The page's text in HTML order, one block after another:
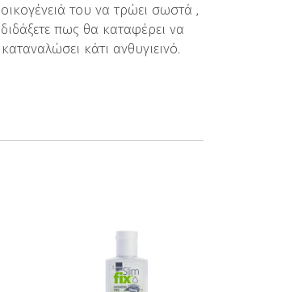
του να τρώει σωστά ,
διδάξετε πως θα καταφέρει να
κάτι ανθυγιεινό.